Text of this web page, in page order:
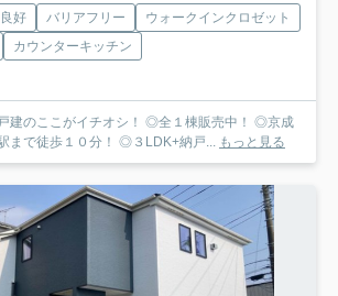
好 バリアフリー
ウォークインクロゼット
カウンターキッチン
建のここがイチオシ！ ◎全１棟販売中！ ◎京成
まで徒歩１０分！ ◎３LDK+納戸... もっと見る